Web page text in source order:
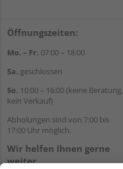
Öffnungszeiten:
Mo. – Fr. 07:00 – 18:00
Sa. geschlossen
So. 10:00 – 16:00 (keine Beratung,
kein Verkauf)
Abholungen sind von 7:00 bis
17:00 Uhr möglich.
Wir helfen Ihnen gerne
weiter